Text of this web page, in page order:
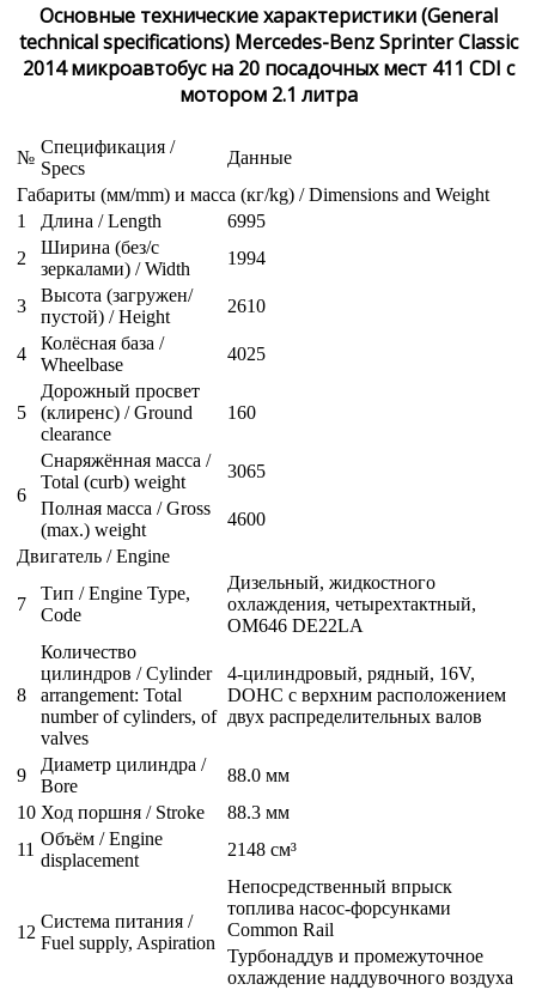
Основные технические характеристики (General
technical specifications) Mercedes-Benz Sprinter Classic
2014 микроавтобус на 20 посадочных мест 411 CDI с
мотором 2.1 литра
№
Спецификация /
Specs
Данные
Габариты (мм/mm) и масса (кг/kg) / Dimensions and Weight
1
Длина / Length
6995
2
Ширина (без/с
зеркалами) / Width
1994
3
Высота (загружен/
пустой) / Height
2610
4
Колёсная база /
Wheelbase
4025
5
Дорожный просвет
(клиренс) / Ground
clearance
160
6
Снаряжённая масса /
Total (curb) weight
3065
Полная масса / Gross
(max.) weight
4600
Двигатель / Engine
7
Тип / Engine Type,
Code
Дизельный, жидкостного
охлаждения, четырехтактный,
OM646 DE22LA
8
Количество
цилиндров / Cylinder
arrangement: Total
number of cylinders, of
valves
4-цилиндровый, рядный, 16V,
DOHC с верхним расположением
двух распределительных валов
9
Диаметр цилиндра /
Bore
88.0 мм
10 Ход поршня / Stroke
88.3 мм
11
Объём / Engine
displacement
2148 см³
12
Система питания /
Fuel supply, Aspiration
Непосредственный впрыск
топлива насос-форсунками
Common Rail
Турбонаддув и промежуточное
охлаждение наддувочного воздуха